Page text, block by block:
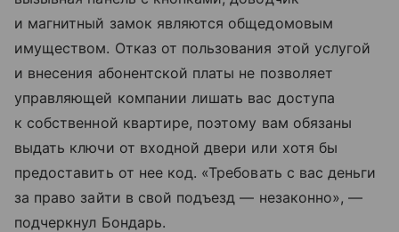
и магнитный замок являются общедомовым
имуществом. Отказ от пользования этой услугой
и внесения абонентской платы не позволяет
управляющей компании лишать вас доступа
к собственной квартире, поэтому вам обязаны
выдать ключи от входной двери или хотя бы
предоставить от нее код. «Требовать с вас деньги
за право зайти в свой подъезд — незаконно», —
подчеркнул Бондарь.